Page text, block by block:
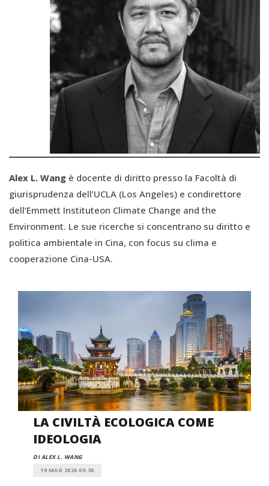
Alex L. Wang è docente di diritto presso la Facoltà di
giurisprudenza dell’UCLA (Los Angeles) e condirettore
dell’Emmett Instituteon Climate Change and the
Environment. Le sue ricerche si concentrano su diritto e
politica ambientale in Cina, con focus su clima e
cooperazione Cina-USA.
LA CIVILTÀ ECOLOGICA COME
IDEOLOGIA
DI ALEX L. WANG
19 MAG 2026 09:30